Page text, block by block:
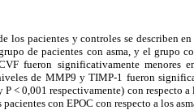
los pacientes y controles se describen en
de pacientes con asma, y el grupo
fueron significativamente menores
de MMP9 y TIMP-1 fueron
P < 0,001 respectivamente) con
pacientes con EPOC con respecto a los